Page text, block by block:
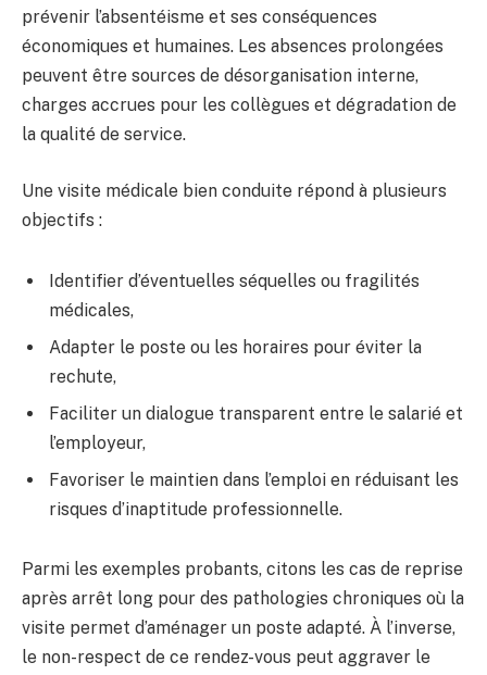
prévenir l’absentéisme et ses conséquences
économiques et humaines. Les absences prolongées
peuvent être sources de désorganisation interne,
charges accrues pour les collègues et dégradation de
la qualité de service.
Une visite médicale bien conduite répond à plusieurs
objectifs :
Identifier d’éventuelles séquelles ou fragilités
médicales,
Adapter le poste ou les horaires pour éviter la
rechute,
Faciliter un dialogue transparent entre le salarié et
l’employeur,
Favoriser le maintien dans l’emploi en réduisant les
risques d’inaptitude professionnelle.
Parmi les exemples probants, citons les cas de reprise
après arrêt long pour des pathologies chroniques où la
visite permet d’aménager un poste adapté. À l’inverse,
le non-respect de ce rendez-vous peut aggraver le